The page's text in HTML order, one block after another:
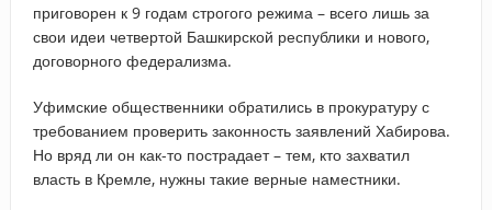
приговорен к 9 годам строгого режима – всего лишь за
свои идеи четвертой Башкирской республики и нового,
договорного федерализма.
Уфимские общественники обратились в прокуратуру с
требованием проверить законность заявлений Хабирова.
Но вряд ли он как-то пострадает – тем, кто захватил
власть в Кремле, нужны такие верные наместники.